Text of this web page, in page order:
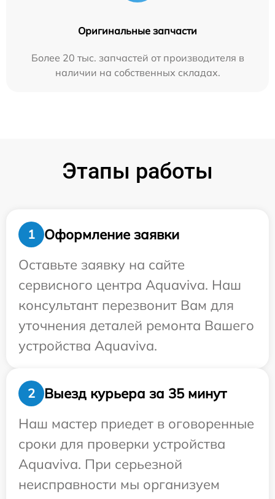
Оригинальные запчасти
Более 20 тыс. запчастей от производителя в
наличии на собственных складах.
Этапы работы
1
Оформление заявки
Оставьте заявку на сайте
сервисного центра Aquaviva. Наш
консультант перезвонит Вам для
уточнения деталей ремонта Вашего
устройства Aquaviva.
2
Выезд курьера за 35 минут
Наш мастер приедет в оговоренные
сроки для проверки устройства
Aquaviva. При серьезной
неисправности мы организуем